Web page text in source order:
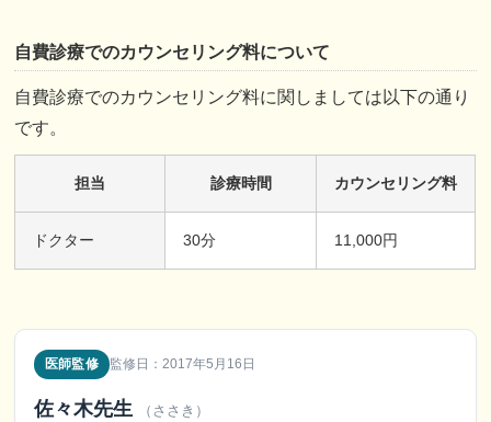
自費診療でのカウンセリング料について
自費診療でのカウンセリング料に関しましては以下の通り
です。
担当 診療時間 カウンセリング料
ドクター 30分 11,000円
医師監修 監修日：2017年5月16日
佐々木先生 （ささき）